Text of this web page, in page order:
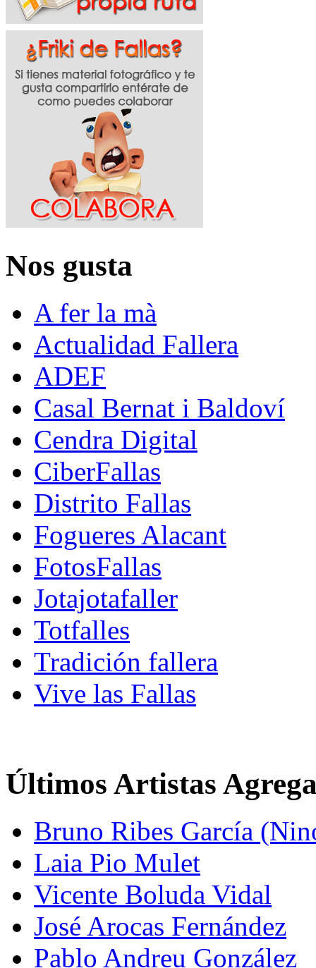
Nos gusta
A fer la mà
Actualidad Fallera
ADEF
Casal Bernat i Baldoví
Cendra Digital
CiberFallas
Distrito Fallas
Fogueres Alacant
FotosFallas
Jotajotafaller
Totfalles
Tradición fallera
Vive las Fallas
Últimos Artistas
Bruno Ribes García
Laia Pio Mulet
Vicente Boluda Vidal
José Arocas Fernández
Pablo Andreu González